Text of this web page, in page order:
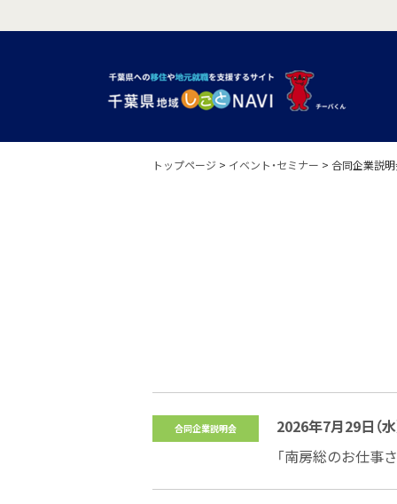
トップページ > イベント・セミナー > 合同企業説
合同企業説明会
2026年7月29日（水
「南房総のお仕事